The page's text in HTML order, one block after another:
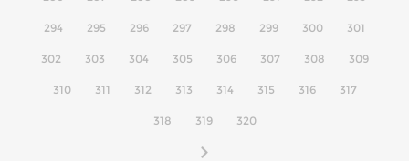
294 295 296 297 298 299 300 301
302 303 304 305 306 307 308 309
310 311 312 313 314 315 316 317
318 319 320